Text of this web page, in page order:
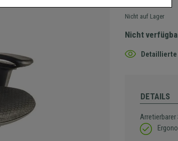
Nicht auf Lager
Nicht
Detaillierte
DETAILS